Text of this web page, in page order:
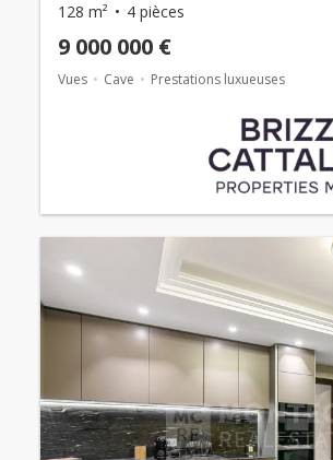
128 m² 4 pièces
9 000 000 €
Vues Cave Prestations luxueuses